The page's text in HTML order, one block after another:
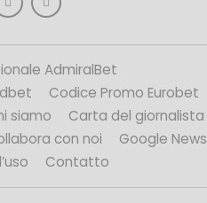
AdmiralBet
Codice Promo Eurobet
siamo
Carta del giornalista
con noi
Google News
Contatto